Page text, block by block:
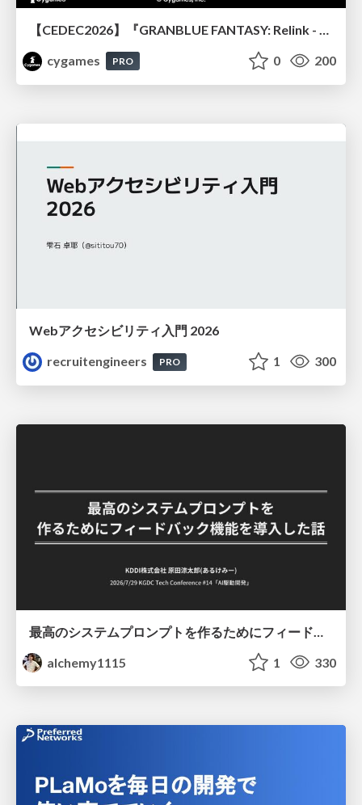
cygames
PRO 0 200
Webアクセシビリティ入門 2026
recruitengineers
PRO 1 300
alchemy1115
1 330